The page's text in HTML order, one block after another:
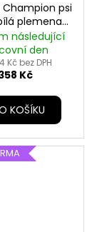
psi
plemena
150g
následující
den
Kč bez DPH
Kč
KOŠÍKU